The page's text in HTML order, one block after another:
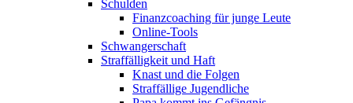
Schulden
Finanzcoaching für junge Leute
Online-Tools
Schwangerschaft
Straffälligkeit und Haft
Knast und die Folgen
Straffällige Jugendliche